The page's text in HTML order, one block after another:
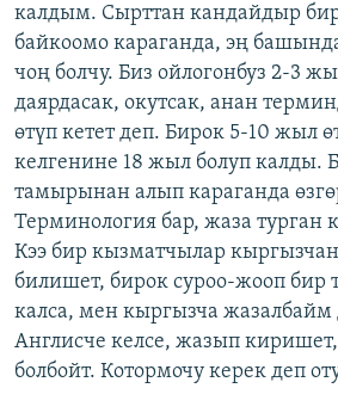
калдым. Сырттан кандайдыр
байкоомо караганда, эң
чоң болчу. Биз ойлогонбуз 2-3
даярдасак, окутсак, анан
өтүп кетет деп. Бирок 5-10 жыл
келгенине 18 жыл болуп калды.
тамырынан алып караганда
Терминология бар, жаза турган
Кээ бир кызматчылар
билишет, бирок суроо-жооп бир
калса, мен кыргызча жазалбайм
Англисче келсе, жазып киришет,
болбойт. Котормочу керек деп